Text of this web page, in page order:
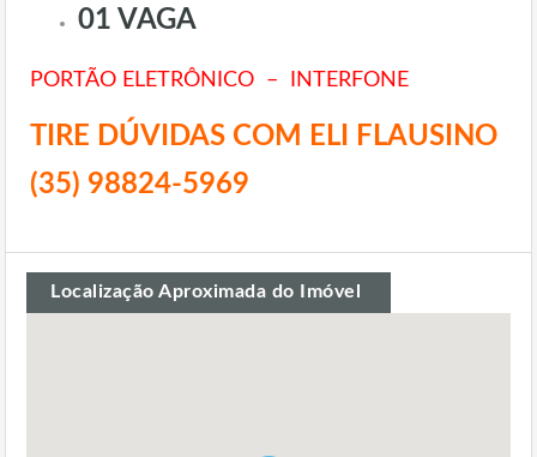
01 VAGA
PORTÃO ELETRÔNICO – INTERFONE
TIRE DÚVIDAS COM ELI FLAUSINO
(35) 98824-5969
Localização Aproximada do Imóvel